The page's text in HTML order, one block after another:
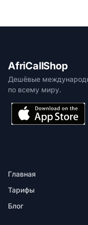
AfriCallShop
Дешёвые
по всему миру.
Главная
Тарифы
Блог